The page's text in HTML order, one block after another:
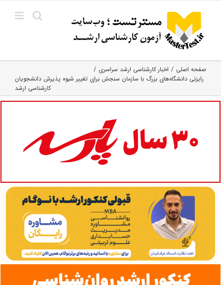
content
صفحه اصلی
اخبار کارشناسی ارشد سراسری
رایزنی دانشگاه‌های بزرگ با سازمان سنجش برای تغییر شیوه پذیرش دانشجویان
کارشناسی ارشد